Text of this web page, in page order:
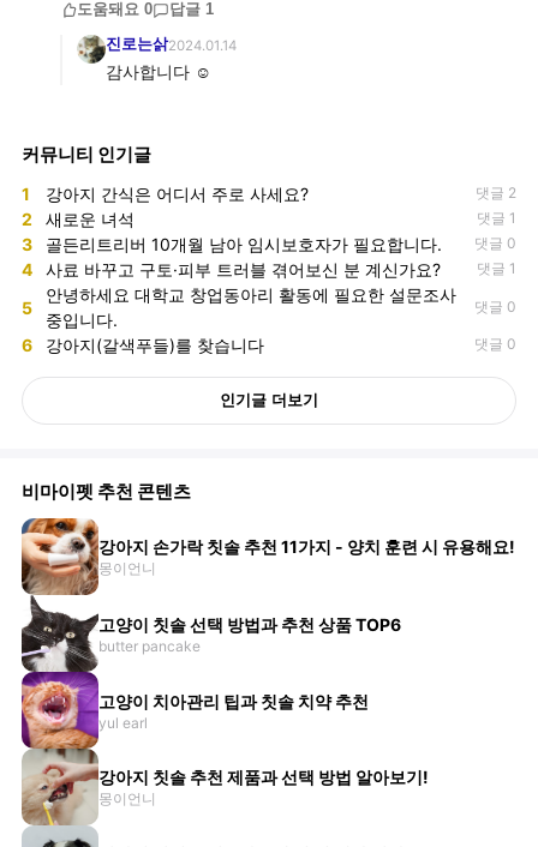
도움돼요 0 답글 1
진로는삵2024.01.14
감사합니다 ☺️
커뮤니티 인기글
1 강아지 간식은 어디서 주로 사세요? 댓글 2
2 새로운 녀석 댓글 1
3 골든리트리버 10개월 남아 임시보호자가 필요합니다. 댓글 0
4 사료 바꾸고 구토·피부 트러블 겪어보신 분 계신가요? 댓글 1
5
안녕하세요 대학교 창업동아리 활동에 필요한 설문조사
중입니다.
댓글 0
6 강아지(갈색푸들)를 찾습니다 댓글 0
인기글 더보기
비마이펫 추천 콘텐츠
강아지 손가락 칫솔 추천 11가지 - 양치 훈련 시 유용해요!
몽이언니
고양이 칫솔 선택 방법과 추천 상품 TOP6
butter pancake
고양이 치아관리 팁과 칫솔 치약 추천
yul earl
강아지 칫솔 추천 제품과 선택 방법 알아보기!
몽이언니